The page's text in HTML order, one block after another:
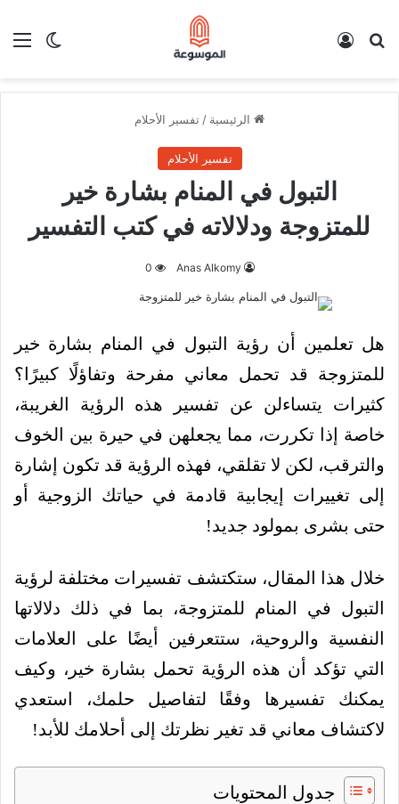
الوضع بحث عن
الرئيسية / تفسير الأحلام
تفسير الأحلام
التبول في المنام بشارة خير
للمتزوجة ودلالاته في كتب التفسير
Anas Alkomy
0
هل تعلمين أن رؤية التبول في المنام بشارة خير
للمتزوجة قد تحمل معاني مفرحة وتفاؤلًا كبيرًا؟
كثيرات يتساءلن عن تفسير هذه الرؤية الغريبة،
خاصة إذا تكررت، مما يجعلهن في حيرة بين الخوف
والترقب، لكن لا تقلقي، فهذه الرؤية قد تكون إشارة
إلى تغييرات إيجابية قادمة في حياتك الزوجية أو
حتى بشرى بمولود جديد!
خلال هذا المقال، ستكتشف تفسيرات مختلفة لرؤية
التبول في المنام للمتزوجة، بما في ذلك دلالاتها
النفسية والروحية، ستتعرفين أيضًا على العلامات
التي تؤكد أن هذه الرؤية تحمل بشارة خير، وكيف
يمكنك تفسيرها وفقًا لتفاصيل حلمك، استعدي
لاكتشاف معاني قد تغير نظرتك إلى أحلامك للأبد!
جدول المحتويات